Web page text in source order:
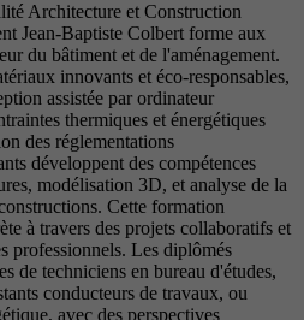
Architecture et Construction
Jean-Baptiste Colbert forme aux
du bâtiment et de l'aménagement.
innovants et éco-responsables,
assistée par ordinateur
thermiques et énergétiques
des réglementations
développent des compétences
modélisation 3D, et analyse de la
Cette formation
à travers des projets collaboratifs et
professionnels. Les diplômés
de techniciens en bureau d'études,
conducteurs de travaux, ou
avec des perspectives